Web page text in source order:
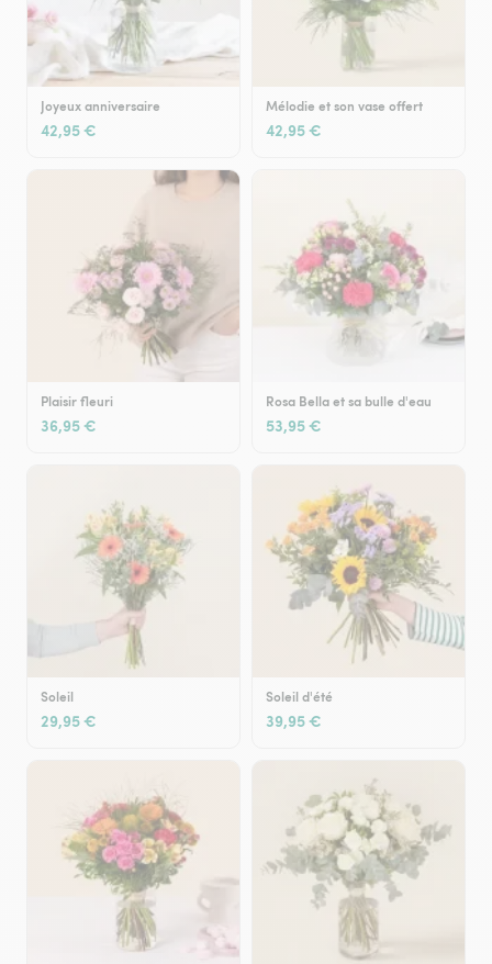
Joyeux anniversaire
42,95 €
Mélodie et son vase offert
42,95 €
Plaisir fleuri
36,95 €
Rosa Bella et sa bulle d'eau
53,95 €
Soleil
29,95 €
Soleil d'été
39,95 €